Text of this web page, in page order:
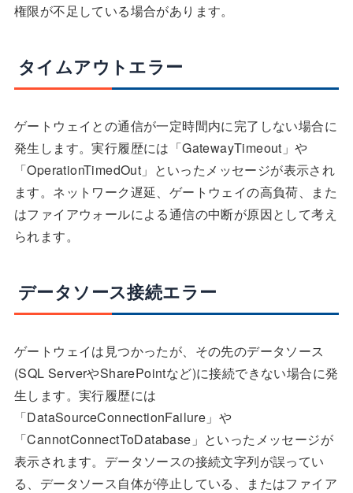
権限が不足している場合があります。
タイムアウトエラー
ゲートウェイとの通信が一定時間内に完了しない場合に
発生します。実行履歴には「GatewayTimeout」や
「OperationTimedOut」といったメッセージが表示され
ます。ネットワーク遅延、ゲートウェイの高負荷、また
はファイアウォールによる通信の中断が原因として考え
られます。
データソース接続エラー
ゲートウェイは見つかったが、その先のデータソース
(SQL ServerやSharePointなど)に接続できない場合に発
生します。実行履歴には
「DataSourceConnectionFailure」や
「CannotConnectToDatabase」といったメッセージが
表示されます。データソースの接続文字列が誤ってい
る、データソース自体が停止している、またはファイア